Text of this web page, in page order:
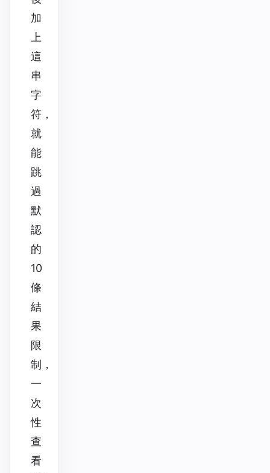
加
上
這
串
字
符，
就
能
跳
過
默
認
的
10
條
結
果
限
制，
一
次
性
查
看